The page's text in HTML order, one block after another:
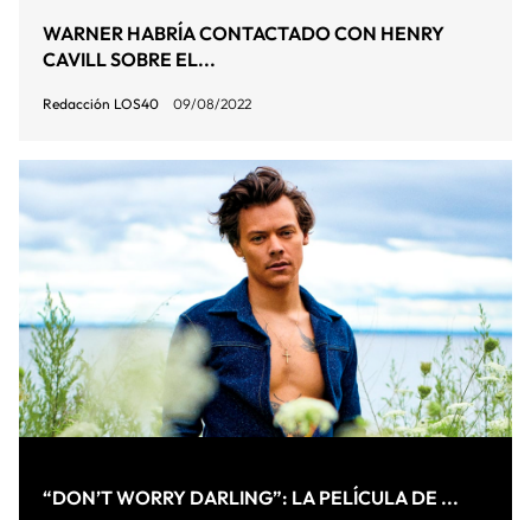
WARNER HABRÍA CONTACTADO CON HENRY
CAVILL SOBRE EL...
Redacción LOS40 09/08/2022
“DON’T WORRY DARLING”: LA PELÍCULA DE ...